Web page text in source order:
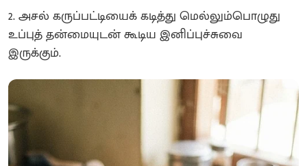
2. அசல் கருப்பட்டியைக் கடித்து மெல்லும்பொழுது
உப்புத் தன்மையுடன் கூடிய இனிப்புச்சுவை
இருக்கும்.